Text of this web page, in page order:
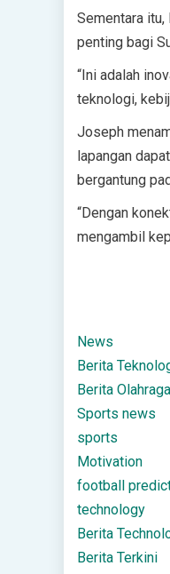
Sementara
penting bagi
“Ini adalah
teknologi,
Joseph
lapangan
bergantung
“Dengan
mengambil
News
Berita
Berita Olahraga
Sports news
sports
Motivation
football
technology
Berita
Berita Terkini